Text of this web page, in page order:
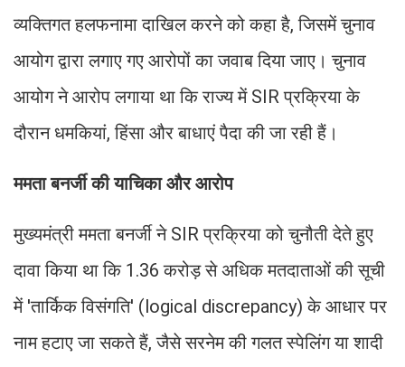
व्यक्तिगत हलफनामा दाखिल करने को कहा है, जिसमें चुनाव
आयोग द्वारा लगाए गए आरोपों का जवाब दिया जाए। चुनाव
आयोग ने आरोप लगाया था कि राज्य में SIR प्रक्रिया के
दौरान धमकियां, हिंसा और बाधाएं पैदा की जा रही हैं।
ममता बनर्जी की याचिका और आरोप
मुख्यमंत्री ममता बनर्जी ने SIR प्रक्रिया को चुनौती देते हुए
दावा किया था कि 1.36 करोड़ से अधिक मतदाताओं की सूची
में 'तार्किक विसंगति' (logical discrepancy) के आधार पर
नाम हटाए जा सकते हैं, जैसे सरनेम की गलत स्पेलिंग या शादी